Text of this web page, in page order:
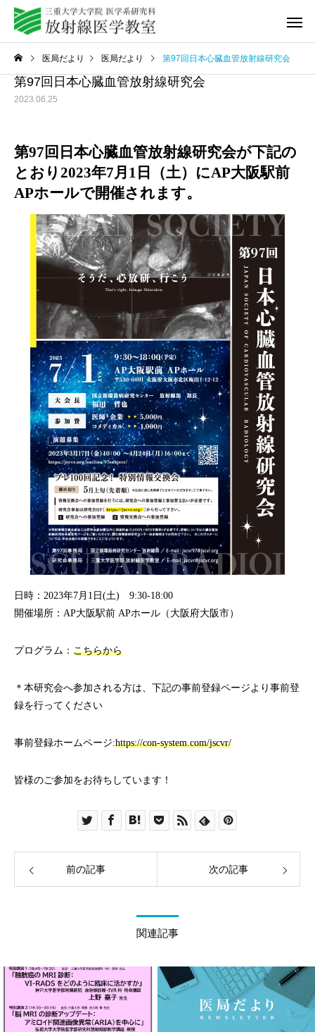
教室紹介 研修プログ
Q&A
医局だより 医局だより 第97回日本心臓血管放射線研究会
第97回日本心臓血管放射線研究会
2023.06.25
第97回日本心臓血管放射線研究会が下記の
とおり2023年7月1日（土）にAP大阪駅前
APホールで開催されます。
日時：2023年7月1日(土) 9:30-18:00
開催場所：AP大阪駅前 APホール（大阪府大阪市）
プログラム： こちらから
＊本研究会へ参加される方は、下記の事前登録ページより事前登
録を行ってください
事前登録ホームページ:https://con-system.com/jscvr/
皆様のご参加をお待ちしています！
前の記事 次の記事
関連記事